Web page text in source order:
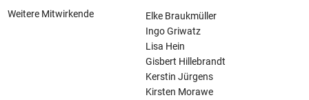
Weitere Mitwirkende
Elke Braukmüller
Ingo Griwatz
Lisa Hein
Gisbert Hillebrandt
Kerstin Jürgens
Kirsten Morawe